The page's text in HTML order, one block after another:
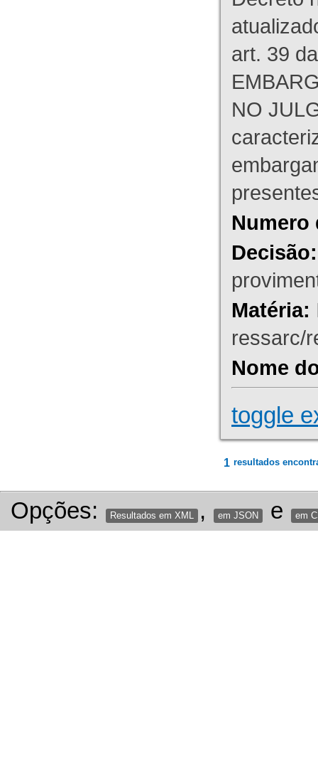
art. 39
NO
Numero
Decisão:
Matéria:
ressarc/
Nome
toggle
1 resultados
Opções: Resultados em XML , em JSON e em